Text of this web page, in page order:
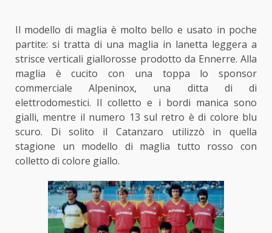
Il modello di maglia è molto bello e usato in poche
partite: si tratta di una maglia in lanetta leggera a
strisce verticali giallorosse prodotto da Ennerre. Alla
maglia è cucito con una toppa lo sponsor
commerciale Alpeninox, una ditta di di
elettrodomestici. Il colletto e i bordi manica sono
gialli, mentre il numero 13 sul retro è di colore blu
scuro. Di solito il Catanzaro utilizzò in quella
stagione un modello di maglia tutto rosso con
colletto di colore giallo.